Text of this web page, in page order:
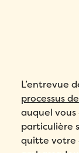
L’entrevue
processus
auquel
particulière
quitte votre